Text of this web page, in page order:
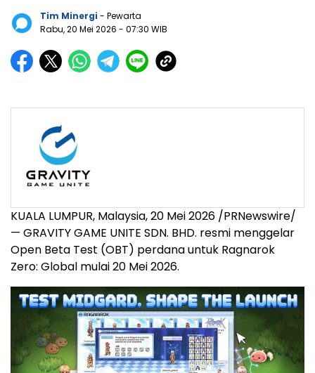
Tim Minergi - Pewarta
Rabu, 20 Mei 2026 - 07:30 WIB
KUALA LUMPUR, Malaysia,20 Mei 2026 /PRNewswire/
— GRAVITY GAME UNITE SDN. BHD. resmi menggelar
Open Beta Test (OBT) perdana untuk Ragnarok
Zero: Global mulai 20 Mei 2026.